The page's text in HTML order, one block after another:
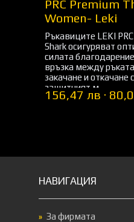
PRC Premium
Women- Leki
Ръкавиците LEKI
Shark осигуряват
силата
връзка между
закачане и откачане
защитният м...
156,47 лв ·
НАВИГАЦИЯ
За фирмата